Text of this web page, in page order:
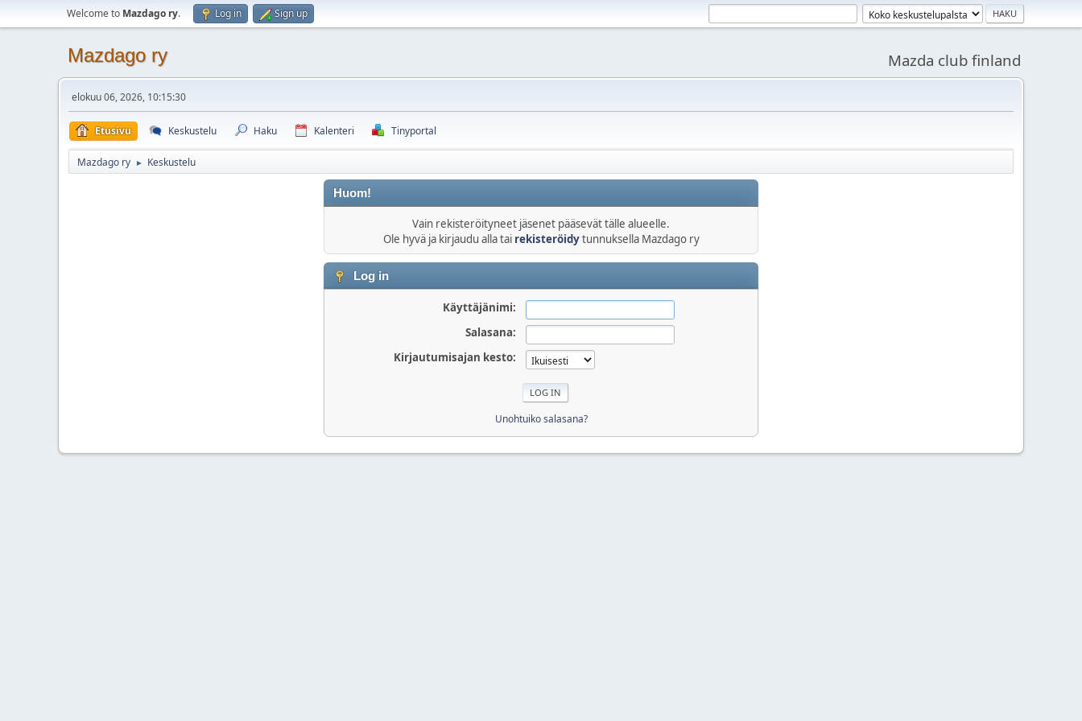
Welcome to Mazdago ry. Log in Sign up
Mazdago ry Mazda club finland
elokuu 06, 2026, 10:15:30
Etusivu Keskustelu Haku Kalenteri Tinyportal
Mazdago ry ► Keskustelu
Huom!
Vain rekisteröityneet jäsenet pääsevät tälle alueelle.
Ole hyvä ja kirjaudu alla tai rekisteröidytunnuksella Mazdago ry
Log in
Käyttäjänimi:
Salasana:
Kirjautumisajan kesto:
Unohtuiko salasana?